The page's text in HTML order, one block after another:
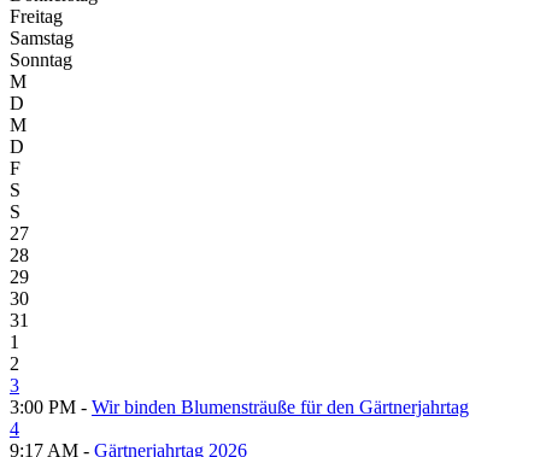
Freitag
Samstag
Sonntag
M
D
M
D
F
S
S
27
28
29
30
31
1
2
3
3:00 PM - Wir binden Blumensträuße für den Gärtnerjahrtag
4
9:17 AM - Gärtnerjahrtag 2026